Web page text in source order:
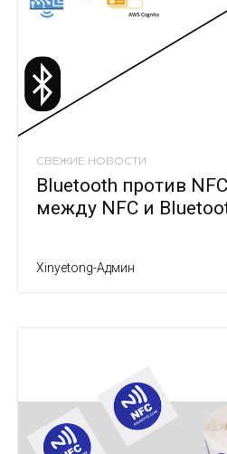
СВЕЖИЕ НОВОСТИ
Bluetooth против
между NFC и
Xinyetong-Админ